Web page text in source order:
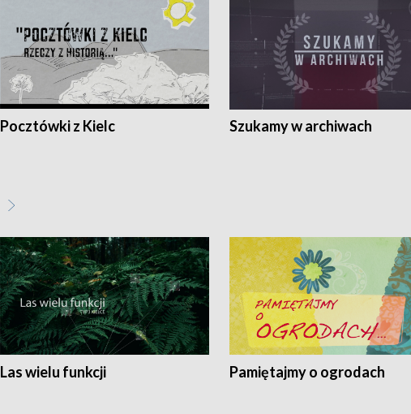
Pocztówki z Kielc Szukamy w archiwach
Las wielu funkcji Pamiętajmy o ogrodach